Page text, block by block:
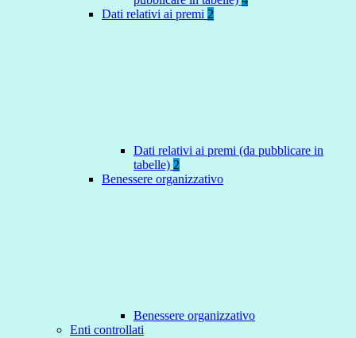
Dati relativi ai premi 2
Dati relativi ai premi (da pubblicare in
tabelle) 2
Benessere organizzativo
Benessere organizzativo
Enti controllati